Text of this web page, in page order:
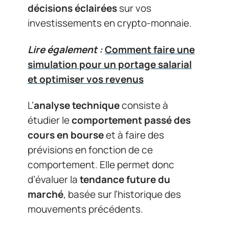
décisions éclairéessur vos
investissements en crypto-monnaie.
Lire également :Comment faire une
simulation pour un portage salarial
et optimiser vos revenus
L’analyse techniqueconsiste à
étudier lecomportement passé des
cours en bourseet à faire des
prévisions en fonction de ce
comportement. Elle permet donc
d’évaluer latendance future du
marché, basée sur l’historique des
mouvements précédents.